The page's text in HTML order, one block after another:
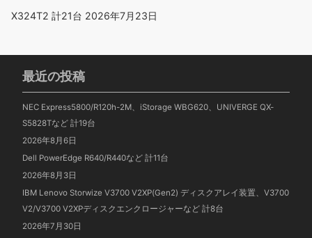
X324T2 計21台 2026年7月23日
最近の投稿
NEC Express5800/R120h-2M、iStorage WBG620、UNIVERGE QX-
S5828Tなど 計19台
2026年8月6日
Dell PowerEdge R640/R440など 計11台
2026年8月3日
IBM Lenovo Storwize V3700 V2XP(Gen2) ディスクアレイ装置、V3700
V2/V3700 V2XPディスクエンクロージャーなど 計8台
2026年7月30日